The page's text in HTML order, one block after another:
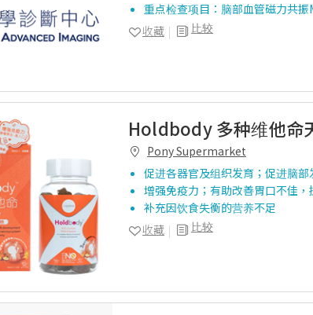
重点检查项目：脑部血管磁力共振
比较
收藏
Holdbody 多种维他命
Pony Supermarket
促进各器官及组织发育；促进脑
增强免疫力；有助改善胃口不佳，
补充因饮食失衡的营养不足
比较
收藏